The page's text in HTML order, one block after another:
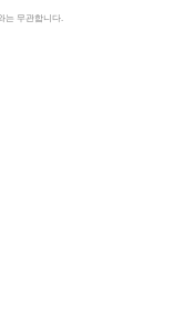
는 무관합니다.